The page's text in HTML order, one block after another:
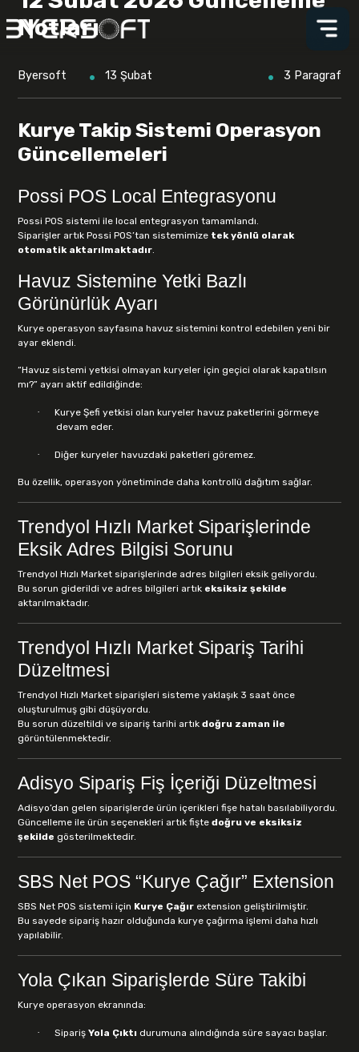
Notları
Byersoft 13 Şubat 3 Paragraf
Kurye Takip Sistemi Operasyon
Güncellemeleri
Possi POS Local Entegrasyonu
Possi POS sistemi ile local entegrasyon tamamlandı.
Siparişler artık Possi POS’tan sistemimize tek yönlü olarak
otomatik aktarılmaktadır
Havuz Sistemine Yetki Bazlı
Görünürlük Ayarı
Kurye operasyon sayfasına havuz sistemini kontrol edebilen yeni bir
ayar eklendi.
“Havuz sistemi yetkisi olmayan kuryeler için geçici olarak kapatılsın
mı?” ayarı aktif edildiğinde:
·
Kurye Şefi yetkisi olan kuryeler havuz paketlerini görmeye
devam eder.
· Diğer kuryeler havuzdaki paketleri göremez.
Bu özellik, operasyon yönetiminde daha kontrollü dağıtım sağlar.
Trendyol Hızlı Market Siparişlerinde
Eksik Adres Bilgisi Sorunu
Trendyol Hızlı Market siparişlerinde adres bilgileri eksik geliyordu.
Bu sorun giderildi ve adres bilgileri artık eksiksiz şekilde
aktarılmaktadır.
Trendyol Hızlı Market Sipariş Tarihi
Düzeltmesi
Trendyol Hızlı Market siparişleri sisteme yaklaşık 3 saat önce
oluşturulmuş gibi düşüyordu.
Bu sorun düzeltildi ve sipariş tarihi artıkdoğru zaman ile
görüntülenmektedir.
Adisyo Sipariş Fiş İçeriği Düzeltmesi
Adisyo’dan gelen siparişlerde ürün içerikleri fişe hatalı basılabiliyordu.
Güncelleme ile ürün seçenekleri artık fiştedoğru ve eksiksiz
şekilde gösterilmektedir.
SBS Net POS “Kurye Çağır” Extension
SBS Net POS sistemi için Kurye Çağır extension geliştirilmiştir.
Bu sayede sipariş hazır olduğunda kurye çağırma işlemi daha hızlı
yapılabilir.
Yola Çıkan Siparişlerde Süre Takibi
Kurye operasyon ekranında:
· SiparişYola Çıktı durumuna alındığında süre sayacı başlar.